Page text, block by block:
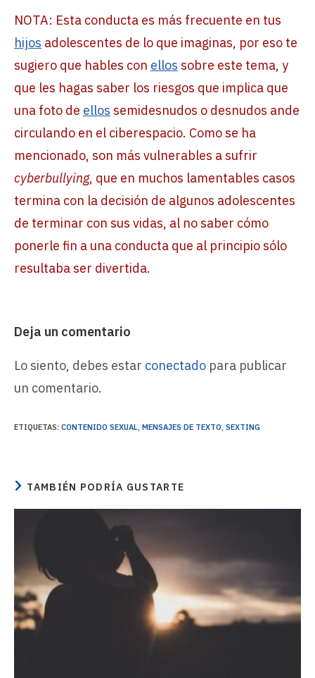
NOTA: Esta conducta es más frecuente en tus
hijos adolescentes de lo que imaginas, por eso te
sugiero que hables con ellos sobre este tema, y
que les hagas saber los riesgos que implica que
una foto de ellos semidesnudos o desnudos ande
circulando en el ciberespacio. Como se ha
mencionado, son más vulnerables a sufrir
cyberbullying, que en muchos lamentables casos
termina con la decisión de algunos adolescentes
de terminar con sus vidas, al no saber cómo
ponerle fin a una conducta que al principio sólo
resultaba ser divertida.
Deja un comentario
Lo siento, debes estar conectado para publicar
un comentario.
ETIQUETAS: CONTENIDO SEXUAL, MENSAJES DE TEXTO, SEXTING
TAMBIÉN PODRÍA GUSTARTE